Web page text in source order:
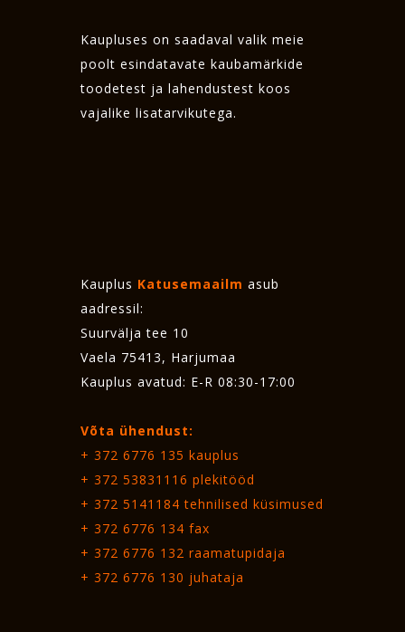
Kaupluses on saadaval valik meie
poolt esindatavate kaubamärkide
toodetest ja lahendustest koos
vajalike lisatarvikutega.
Kauplus Katusemaailm asub
aadressil:
Suurvälja tee 10
Vaela 75413, Harjumaa
Kauplus avatud: E-R 08:30-17:00
Võta ühendust:
+ 372 6776 135 kauplus
+ 372 53831116 plekitööd
+ 372 5141184 tehnilised küsimused
+ 372 6776 134 fax
+ 372 6776 132 raamatupidaja
+ 372 6776 130 juhataja